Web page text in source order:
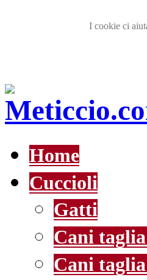
I cookie ci
Home
Cuccioli
Gatti
Cani
Cani